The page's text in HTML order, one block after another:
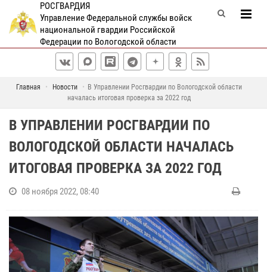
РОСГВАРДИЯ
Управление Федеральной службы войск
национальной гвардии Российской
Федерации по Вологодской области
Главная Новости
В Управлении Росгвардии по Вологодской области
началась итоговая проверка за 2022 год
В УПРАВЛЕНИИ РОСГВАРДИИ ПО
ВОЛОГОДСКОЙ ОБЛАСТИ НАЧАЛАСЬ
ИТОГОВАЯ ПРОВЕРКА ЗА 2022 ГОД
08 ноября 2022, 08:40